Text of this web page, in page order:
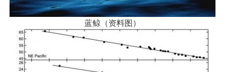
蓝鲸（资料图）